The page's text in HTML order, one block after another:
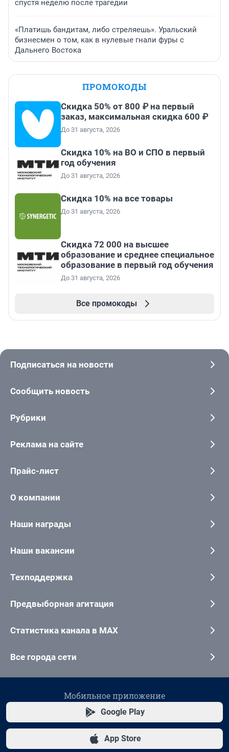
спустя неделю после трагедии
«Платишь бандитам, либо стреляешь». Уральский
бизнесмен о том, как в нулевые гнали фуры с
Дальнего Востока
ПРОМОКОДЫ
Скидка 50% от 800 ₽ на первый
заказ, максимальная скидка 600 ₽
До 31 августа, 2026
Скидка 10% на ВО и СПО в первый
год обучения
До 31 августа, 2026
Скидка 10% на все товары
До 31 августа, 2026
Скидка 72 000 на высшее
образование и среднее специальное
образование в первый год обучения
До 31 августа, 2026
Все промокоды
Подписаться на новости
Сообщить новость
Рубрики
Реклама на сайте
Прайс-лист
О компании
Наши награды
Наши вакансии
Техподдержка
Предвыборная агитация
Статистика канала в MAX
Все города сети
Мобильное приложение
Google Play
App Store